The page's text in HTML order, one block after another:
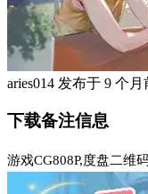
aries014 发布于 9 个月
下载备注信息
游戏CG808P,度盘二维